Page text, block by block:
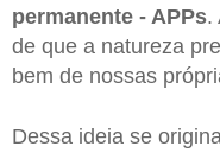
permanente - APPs.
de que a natureza
bem de nossas
Dessa ideia se